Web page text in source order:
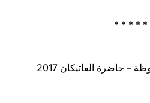
* * * * *
حاضرة الفاتيكان 2017